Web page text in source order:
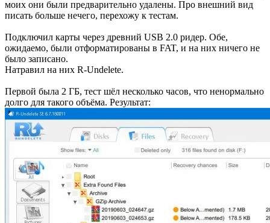
моих они были предварительно удалены. Про внешний вид
писать больше нечего, перехожу к тестам.
Подключил карты через древний USB 2.0 ридер. Обе,
ожидаемо, были отформатированы в FAT, и на них ничего не
было записано.
Натравил на них R-Undelete.
Первой была 2 ГБ, тест шёл несколько часов, что ненормально
долго для такого объёма. Результат: